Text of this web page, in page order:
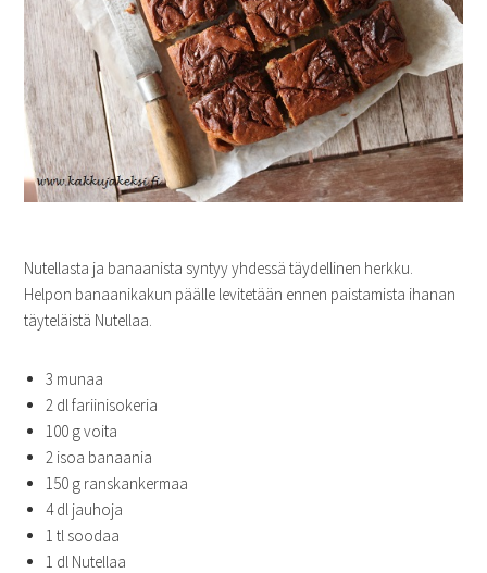
Nutellasta ja banaanista syntyy yhdessä täydellinen herkku.
Helpon banaanikakun päälle levitetään ennen paistamista ihanan
täyteläistä Nutellaa.
3 munaa
2 dl fariinisokeria
100 g voita
2 isoa banaania
150 g ranskankermaa
4 dl jauhoja
1 tl soodaa
1 dl Nutellaa